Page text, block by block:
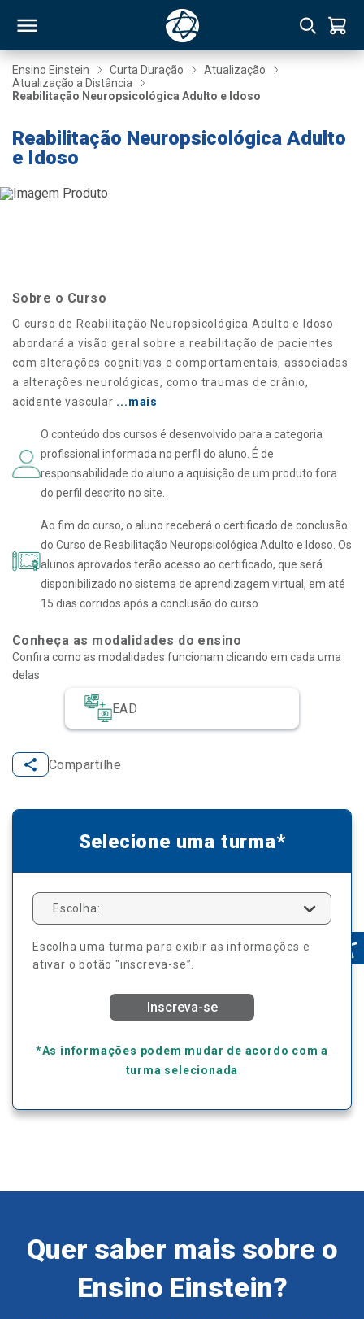
Ensino Einstein Curta Duração
Atualização
Atualização a Distância
Reabilitação Neuropsicológica Adulto e Idoso
Reabilitação Neuropsicológica Adulto
e Idoso
Sobre o Curso
O curso de Reabilitação Neuropsicológica Adulto e Idoso
abordará a visão geral sobre a reabilitação de pacientes
com alterações cognitivas e comportamentais, associadas
a alterações neurológicas, como traumas de crânio,
acidente vascular ...mais
O conteúdo dos cursos é desenvolvido para a categoria
profissional informada no perfil do aluno. É de
responsabilidade do aluno a aquisição de um produto fora
do perfil descrito no site.
Ao fim do curso, o aluno receberá o certificado de conclusão
do Curso de Reabilitação Neuropsicológica Adulto e Idoso. Os
alunos aprovados terão acesso ao certificado, que será
disponibilizado no sistema de aprendizagem virtual, em até
15 dias corridos após a conclusão do curso.
Conheça as modalidades do ensino
EAD
Confira como as modalidades funcionam clicando em cada uma
delas
Compartilhe
Selecione uma turma*
Escolha:
Escolha uma turma para exibir as informações e
ativar o botão "inscreva-se”.
Inscreva-se
*As informações podem mudar de acordo com a
turma selecionada
Quer saber mais sobre o
Ensino Einstein?